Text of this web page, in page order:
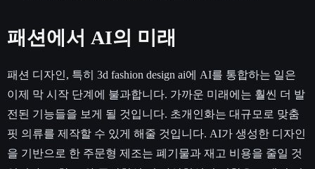
패션에서 AI의 미래
패션 디자인, 특히 3d fashion design ai에 AI를 통합하는 일은
이제 막 시작 단계에 불과합니다. 가까운 미래에는 훨씬 더 발
전된 기능들을 보게 될 것입니다. 초개인화는 대규모로 맞춤
핏 의류를 제작할 수 있게 해줄 것입니다. AI가 생성한 디자인
을 기반으로 한 주문형 제조는 폐기물과 재고 비용을 줄일 것